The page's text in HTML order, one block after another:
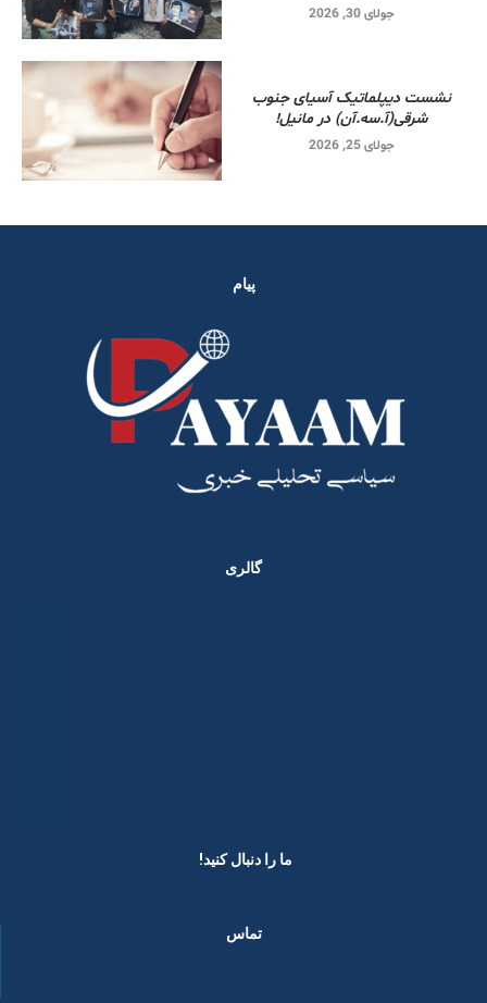
جولای 30, 2026
نشست دیپلماتیک آسیای جنوب
شرقی‌(آ.سه.آن) در مانیل!
جولای 25, 2026
پیام
گالری
ما را دنبال کنید! ​
تماس